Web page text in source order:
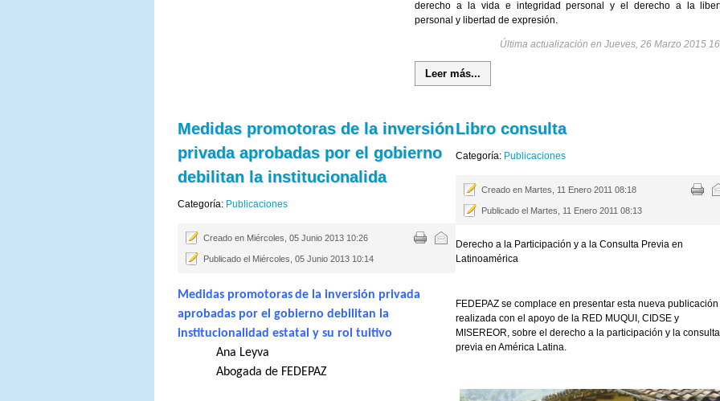
derecho a la vida e integridad personal y el derecho a la
personal y libertad de expresión.
Última actualización en Jueves, 26 Marzo 2015
Leer más...
Medidas promotoras de la inversión
privada aprobadas por el gobierno
debilitan la institucionalida
Categoría: Publicaciones
Creado en Miércoles, 05 Junio 2013 10:26
Publicado el Miércoles, 05 Junio 2013 10:14
Medidas promotoras de la inversión privada
aprobadas por el gobierno debilitan la
institucionalidadestatal y su rol tuitivo
Ana Leyva
Abogada de FEDEPAZ
Libro consulta
Categoría: Publicaciones
Creado en Martes, 11 Enero 2011 08:18
Publicado el Martes, 11 Enero 2011 08:13
Derecho a la Participación y a la Consulta Previa en
Latinoamérica
FEDEPAZ se complace en presentar esta nueva publicación
realizada con el apoyo de la RED MUQUI, CIDSE y
MISEREOR, sobre el derecho a la participación y la consulta
previa en América Latina.